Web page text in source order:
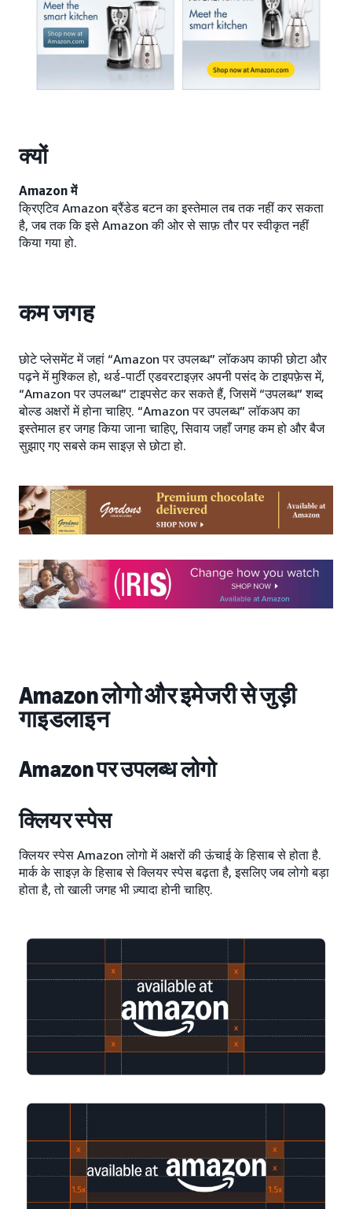
क्यों
Amazon में
क्रिएटिव Amazon ब्रैंडेड बटन का इस्तेमाल तब तक नहीं कर सकता
है, जब तक कि इसे Amazon की ओर से साफ़ तौर पर स्वीकृत नहीं
किया गया हो.
कम जगह
छोटे प्लेसमेंट में जहां “Amazon पर उपलब्ध” लॉकअप काफी छोटा और
पढ़ने में मुश्किल हो, थर्ड-पार्टी एडवरटाइज़र अपनी पसंद के टाइपफ़ेस में,
“Amazon पर उपलब्ध” टाइपसेट कर सकते हैं, जिसमें “उपलब्ध” शब्द
बोल्ड अक्षरों में होना चाहिए. “Amazon पर उपलब्ध” लॉकअप का
इस्तेमाल हर जगह किया जाना चाहिए, सिवाय जहाँ जगह कम हो और बैज
सुझाए गए सबसे कम साइज़ से छोटा हो.
Amazon लोगो और इमेजरी से जुड़ी
गाइडलाइन
Amazon पर उपलब्ध लोगो
क्लियर स्पेस
क्लियर स्पेस Amazon लोगो में अक्षरों की ऊंचाई के हिसाब से होता है.
मार्क के साइज़ के हिसाब से क्लियर स्पेस बढ़ता है, इसलिए जब लोगो बड़ा
होता है, तो खाली जगह भी ज़्यादा होनी चाहिए.